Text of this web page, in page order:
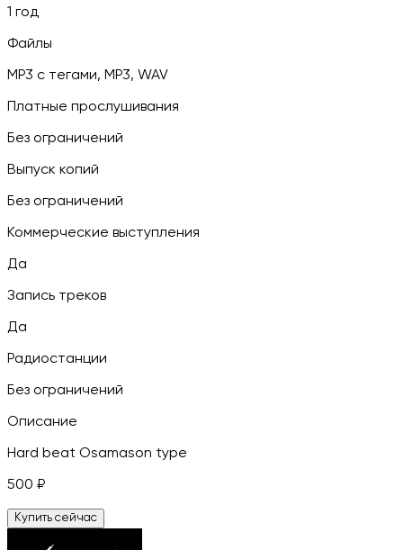
1 год
Файлы
MP3 c тегами, MP3, WAV
Платные прослушивания
Без ограничений
Выпуск копий
Без ограничений
Коммерческие выступления
Да
Запись треков
Да
Радиостанции
Без ограничений
Описание
Hard beat Osamason type
500 ₽
Купить сейчас